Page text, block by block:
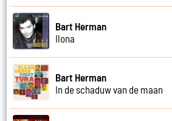
Bart Herman
Ilona
Bart Herman
In de schaduw van de maan